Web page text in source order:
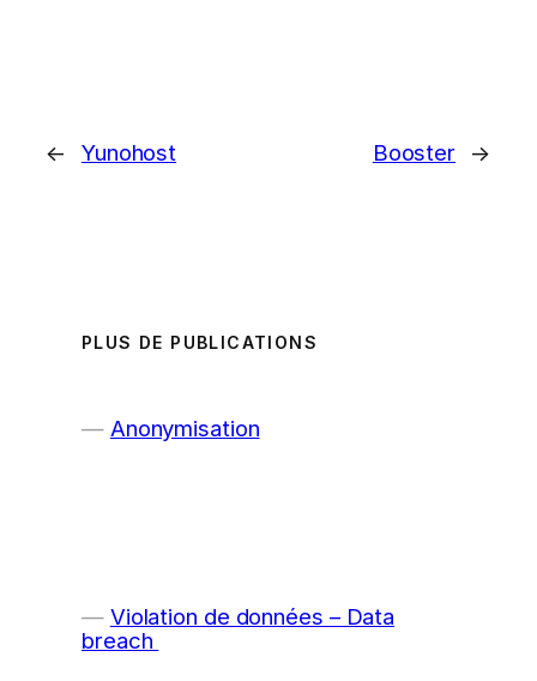
← Yunohost Booster →
PLUS DE PUBLICATIONS
Anonymisation
Violation de données – Data
breach